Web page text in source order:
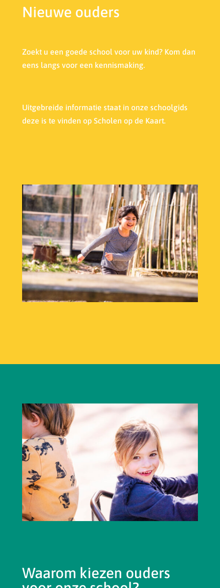
Nieuwe ouders
Zoekt u een goede school voor uw kind? Kom dan
eens langs voor een kennismaking.
Uitgebreide informatie staat in onze schoolgids
deze is te vinden op Scholen op de Kaart.
Waarom kiezen ouders